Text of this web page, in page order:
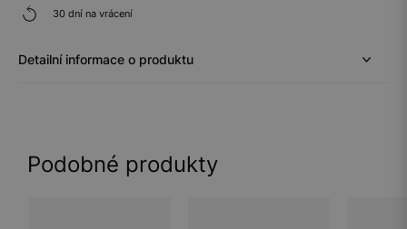
30 dní na vrácení
Detailní informace o produktu
Podobné produkty